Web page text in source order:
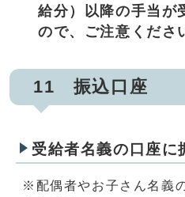
給分）以降の手当が
ので、ご注意くださ
11 振込口座
受給者名義の口座に
※配偶者やお子さん名義